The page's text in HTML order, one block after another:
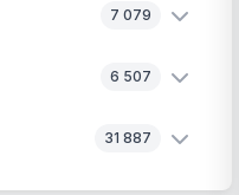
7 079
6 507
31 887